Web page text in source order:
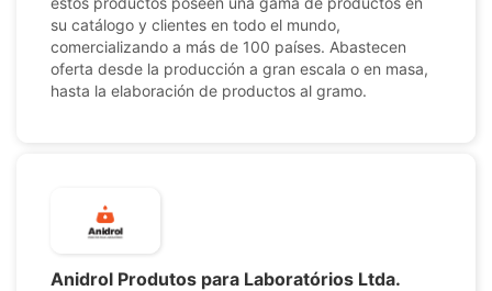
su catálogo y clientes en todo el mundo,
comercializando a más de 100 países. Abastecen
oferta desde la producción a gran escala o en masa,
hasta la elaboración de productos al gramo.
Anidrol Produtos para Laboratórios Ltda.